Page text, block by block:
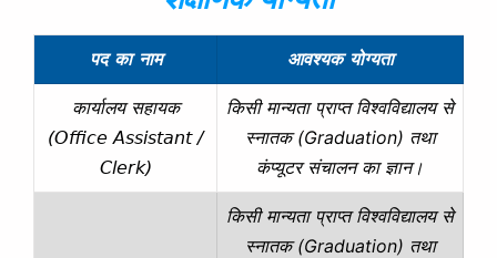
पद का नाम आवश्यक योग्यता
कार्यालय सहायक
(Office Assistant /
Clerk)
किसी मान्यता प्राप्त विश्वविद्यालय से
स्नातक (Graduation) तथा
कंप्यूटर संचालन का ज्ञान।
किसी मान्यता प्राप्त विश्वविद्यालय से
स्नातक (Graduation) तथा